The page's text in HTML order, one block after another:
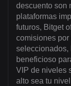
descuento son
plataformas
futuros, Bitget
comisiones
seleccionados,
beneficioso
VIP de niveles
alto sea tu